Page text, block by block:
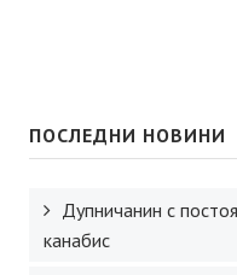
ПОСЛЕДНИ НОВИНИ
Дупничанин с
канабис